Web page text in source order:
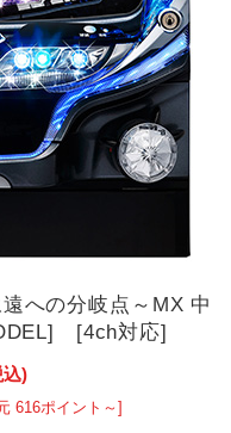
への分岐点～MX 中
[4ch対応]
込)
616ポイント～]